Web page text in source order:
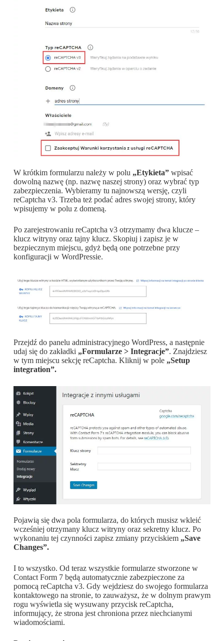
W krótkim formularzu należy w polu „Etykieta”wpisać
dowolną nazwę (np. nazwę naszej strony) oraz wybrać typ
zabezpieczenia. Wybieramy tu najnowszą wersję, czyli
reCaptcha v3. Trzeba też podać adres swojej strony, który
wpisujemy w polu z domeną.
Po zarejestrowaniu reCaptcha v3 otrzymamy dwa klucze –
klucz witryny oraz tajny klucz. Skopiuj i zapisz je w
bezpiecznym miejscu, gdyż będą one potrzebne przy
konfiguracji w WordPressie.
Przejdź do panelu administracyjnego WordPress, a następnie
udaj się do zakładki „Formularze > Integracje”. Znajdziesz
w tym miejscu sekcję reCaptcha. Kliknij w pole „Setup
integration”.
Pojawią się dwa pola formularza, do których musisz wkleić
wcześniej otrzymany klucz witryny oraz sekretny klucz. Po
wykonaniu tej czynności zapisz zmiany przyciskiem„Save
Changes”.
I to wszystko. Od teraz wszystkie formularze stworzone w
Contact Form 7 będą automatycznie zabezpieczone za
pomocą reCaptcha v3. Gdy wejdziesz do swojego formularza
kontaktowego na stronie, to zauważysz, że w dolnym prawym
rogu wyświetla się wysuwany przycisk reCaptcha,
informujący, że strona jest chroniona przez niechcianymi
wiadomościami.